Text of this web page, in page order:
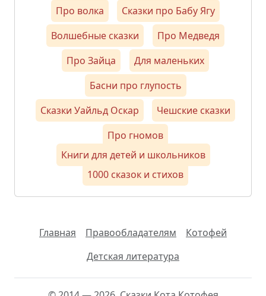
Про волка
Сказки про Бабу Ягу
Волшебные сказки
Про Медведя
Про Зайца
Для маленьких
Басни про глупость
Сказки Уайльд Оскар
Чешские сказки
Про гномов
Книги для детей и школьников
1000 сказок и стихов
Главная Правообладателям
Котофей
Детская литература